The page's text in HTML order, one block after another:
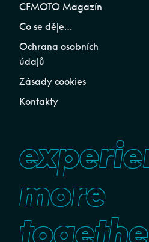
CFMOTO Magazín
Co se děje…
Ochrana osobních
údajů
Zásady cookies
Kontakty
more